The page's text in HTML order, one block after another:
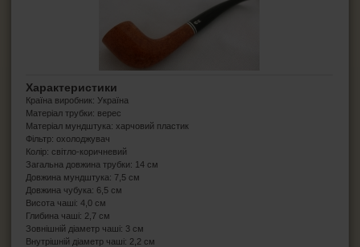
Характеристики
Країна виробник: Україна
Матеріал трубки: верес
Матеріал мундштука: харчовий пластик
Фільтр: охолоджувач
Колір: світло-коричневий
Загальна довжина трубки: 14 см
Довжина мундштука: 7,5 см
Довжина чубука: 6,5 см
Висота чаші: 4,0 см
Глибина чаші: 2,7 см
Зовнішній діаметр чаші: 3 см
Внутрішній діаметр чаші: 2,2 см